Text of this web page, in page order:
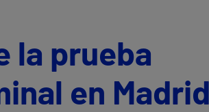
la prueba
en